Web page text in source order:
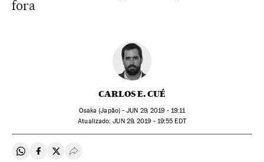
fora
CARLOS E. CUÉ
Osaka (Japão) -JUN 29, 2019 - 19:11
atualizado: JUN29, 2019 - 19:55 EDT
Compartir en Whatsapp
Compartir en Facebook
Compartir en Twitter
Desplegar Redes Sociales